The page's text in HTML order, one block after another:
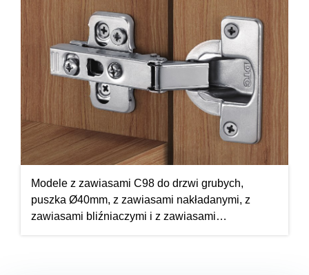
Modele z zawiasami C98 do drzwi grubych,
puszka Ø40mm, z zawiasami nakładanymi, z
zawiasami bliźniaczymi i z zawiasami